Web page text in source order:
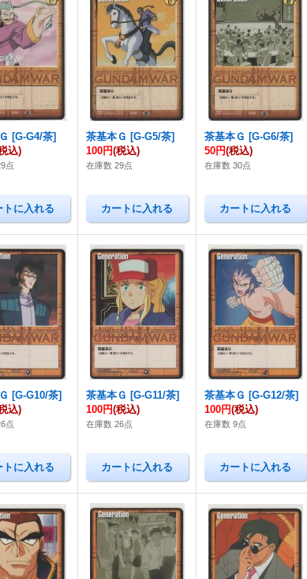
[G-G4/茶]
込)
点
茶基本Ｇ [G-G5/茶]
100円(税込)
在庫数 29点
茶基本Ｇ [G-G6/茶]
50円(税込)
在庫数 30点
[G-G10/茶]
込)
点
茶基本Ｇ [G-G11/茶]
100円(税込)
在庫数 26点
茶基本Ｇ [G-G12/茶]
100円(税込)
在庫数 9点